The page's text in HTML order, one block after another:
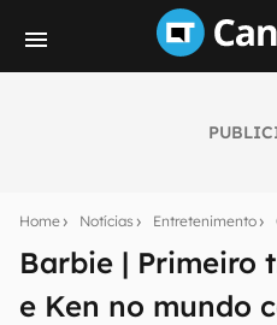
Home Notícias Entretenimento
Barbie | Primeiro
e Ken no mundo
notícias e reviews sobre
mão.
E-mail